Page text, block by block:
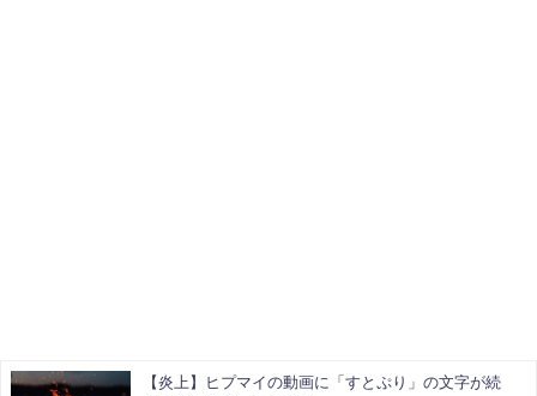
【炎上】ヒプマイの動画に「すとぷり」の文字が続